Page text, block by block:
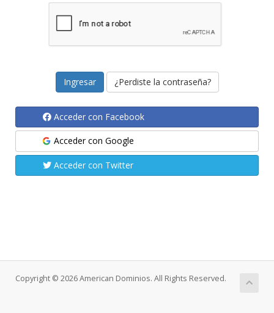
¿Perdiste la contraseña?
Acceder con Facebook
Acceder con Google
Acceder con Twitter
Copyright © 2026 American Dominios. All Rights Reserved.